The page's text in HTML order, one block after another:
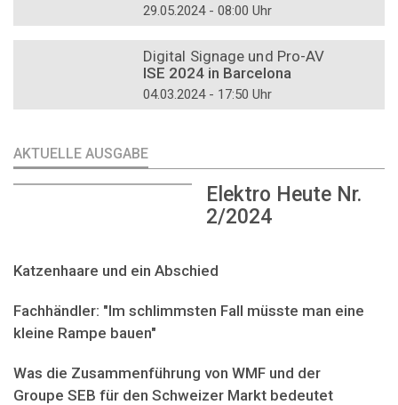
29.05.2024 - 08:00 Uhr
Digital Signage und Pro-AV
ISE 2024 in Barcelona
04.03.2024 - 17:50 Uhr
AKTUELLE AUSGABE
Elektro Heute Nr.
2/2024
Katzenhaare und ein Abschied
Fachhändler: "Im schlimmsten Fall müsste man eine
kleine Rampe bauen"
Was die Zusammenführung von WMF und der
Groupe SEB für den Schweizer Markt bedeutet